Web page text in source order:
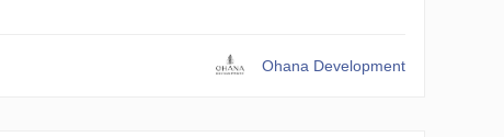
Ohana Development